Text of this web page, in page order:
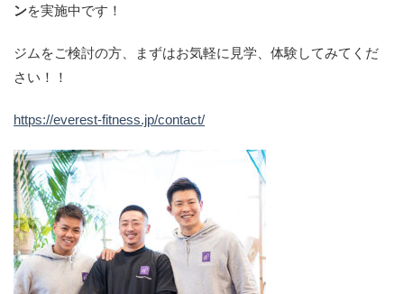
ンを実施中です！
ジムをご検討の方、まずはお気軽に見学、体験してみてくだ
さい！！
https://everest-fitness.jp/contact/